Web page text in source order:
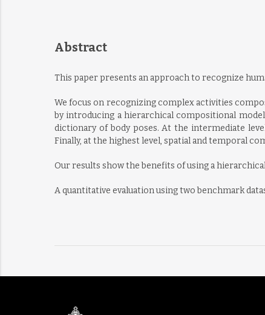
Abstract
This paper presents an approach to recognize
We focus on recognizing complex activities
by introducing a hierarchical compositional
dictionary of body poses. At the intermediate
Finally, at the highest level, spatial and temporal
Our results show the benefits of using a
A quantitative evaluation using two benchmark